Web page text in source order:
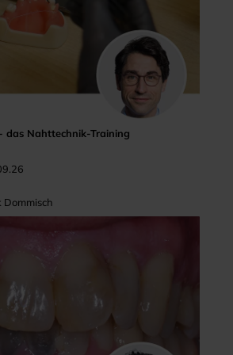
das Nahttechnik-Training
Dommisch